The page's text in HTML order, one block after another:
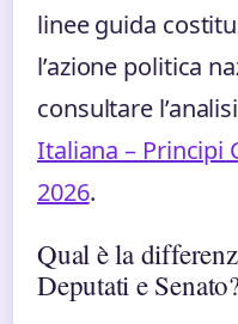
linee guida
l’azione politica
consultare
Italiana – Principi
2026.
Qual è la
Deputati e